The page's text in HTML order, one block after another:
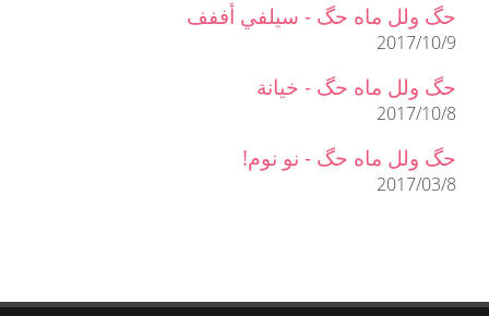
حگ ولل ماه حگ - سيلفي أففف
2017/10/9
حگ ولل ماه حگ - خيانة
2017/10/8
حگ ولل ماه حگ - نو نوم!
2017/03/8